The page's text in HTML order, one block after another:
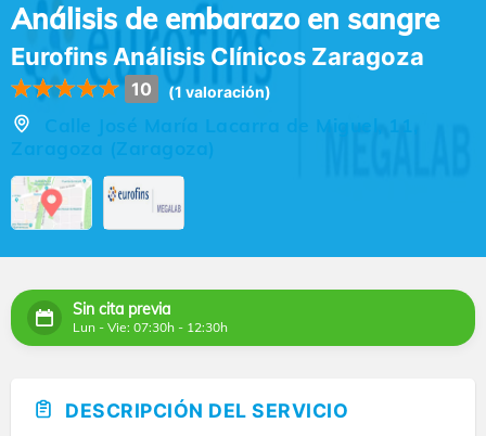
Análisis de embarazo en sangre
Eurofins Análisis Clínicos Zaragoza
10 (1 valoración)
Calle José María Lacarra de Miguel, 11,
Zaragoza (Zaragoza)
Sin cita previa
Lun - Vie: 07:30h - 12:30h
DESCRIPCIÓN DEL SERVICIO